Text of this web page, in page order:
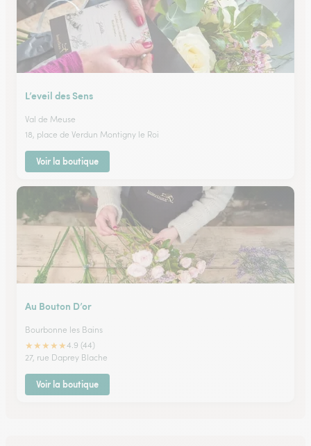
L’eveil des Sens
Val de Meuse
18, place de Verdun Montigny le Roi
Voir la boutique
Au Bouton D’or
Bourbonne les Bains
★★★★★4.9 (44)
27, rue Daprey Blache
Voir la boutique